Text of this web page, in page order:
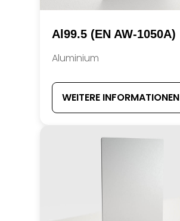
Al99.5 (EN AW-1050A)
Aluminium
WEITERE INFORMATIONEN